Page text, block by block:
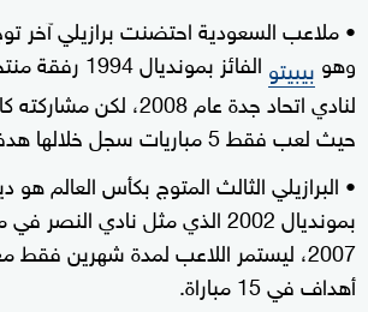
• ملاعب السعودية احتضنت برازيلي آخر
وهو بيبيتو
الفائز
لنادي اتحاد جدة عام 2008،
حيث لعب فقط 5 مباريات سجل خلالها هدفا وحيدا.
• البرازيلي الثالث المتوج بكأس العالم هو
أهداف في 15 مباراة.